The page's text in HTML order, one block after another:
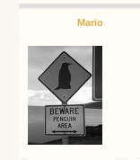
Mario